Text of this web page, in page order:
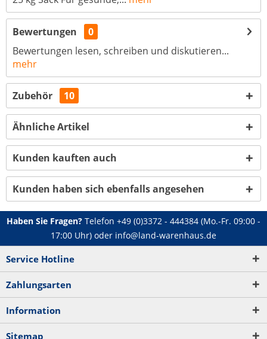
Bewertungen
0
Bewertungen lesen, schreiben und diskutieren...
mehr
Zubehör 10
Ähnliche Artikel
Kunden kauften auch
Kunden haben sich ebenfalls angesehen
Haben Sie Fragen? Telefon +49 (0)3372 - 444384 (Mo.-Fr. 09:00 -
17:00 Uhr) oder info@land-warenhaus.de
Service Hotline
Zahlungsarten
Information
Sitemap